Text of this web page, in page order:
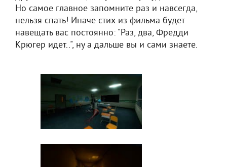
Но самое главное запомните раз и навсегда,
нельзя спать! Иначе стих из фильма будет
навещать вас постоянно: "Раз, два, Фредди
Крюгер идет..", ну а дальше вы и сами знаете.